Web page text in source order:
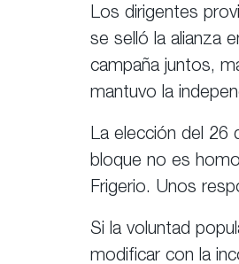
Los dirigentes
se selló la alianza
campaña juntos,
mantuvo la
La elección del 26
bloque no es
Frigerio. Unos
Si la voluntad
modificar con la